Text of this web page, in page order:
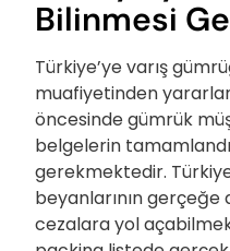
Bilinmesi
Türkiye’ye varış
muafiyetinden
öncesinde gümrük
belgelerin
gerekmektedir.
beyanlarının gerçeğe
cezalara yol